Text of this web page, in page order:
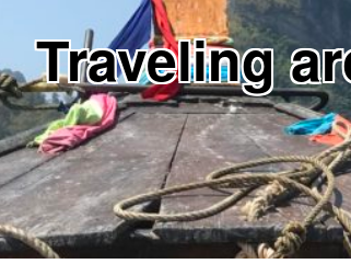
Traveling